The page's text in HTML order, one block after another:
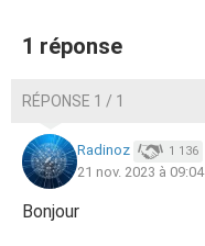
1 réponse
RÉPONSE 1 / 1
Radinoz 1 136
21 nov. 2023 à 09:04
Bonjour